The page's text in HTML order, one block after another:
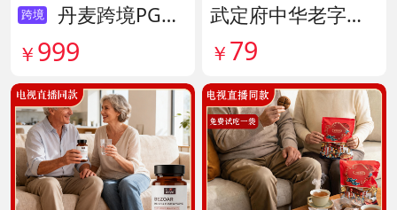
跨境
丹麦跨境PG结节消复合片 货号138605
￥ 999
武定府中华老字号酱香八宝菜超值组 货号142007
￥ 79